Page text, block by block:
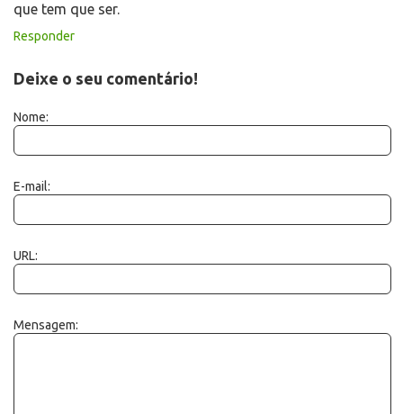
que tem que ser.
Responder
Deixe o seu comentário!
Nome:
E-mail:
URL:
Mensagem: